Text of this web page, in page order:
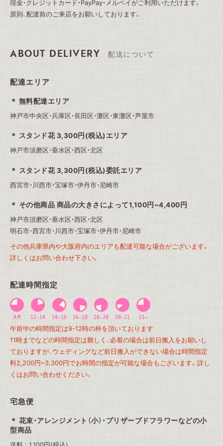
現金・クレジットカード・PayPay・メルペイがご利用いただけます。
原則、配達前のご来店をお願いしております。
ABOUT DELIVERY 配送について
配達エリア
無料配達エリア
神戸市中央区・兵庫区・長田区・灘区・東灘区・芦屋市
スタンド花 3,300円(税込)エリア
神戸市須磨区・垂水区・西区・北区
スタンド花 3,300円(税込)委託エリア
西宮市・川西市・宝塚市・伊丹市・尼崎市
その他商品 商品の大きさによって1,100円~4,400円
神戸市須磨区・垂水区・西区・北区
明石市・西宮市・川西市・宝塚市・伊丹市・尼崎市
その他兵庫県内や大阪府内のエリアも配達可能な場合がございます。
詳しくはお問い合わせ下さい。
配達時間指定
午前中の時間指定は9-12時の枠を頂いております
11時までなどの時間指定は難しく、必着の場合は前日搬入をお願いし
ておりますが、ウェディングなど前日搬入ができない場合は時間指定
料2,200円~3,300円でお時間の指定が可能な場合もございます。詳し
くはお問い合わせください。
宅急便
花束・アレンジメント（小）・プリザーブドフラワーなどの小
型商品